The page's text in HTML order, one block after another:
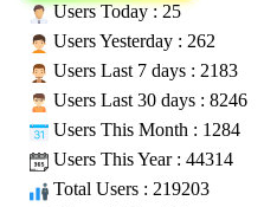
Users Today : 25
Users Yesterday : 262
Users Last 7 days : 2183
Users Last 30 days : 8246
Users This Month : 1284
Users This Year : 44314
Total Users : 219203